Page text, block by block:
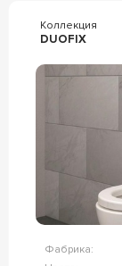
Коллекция
DUOFIX
Фабрика: